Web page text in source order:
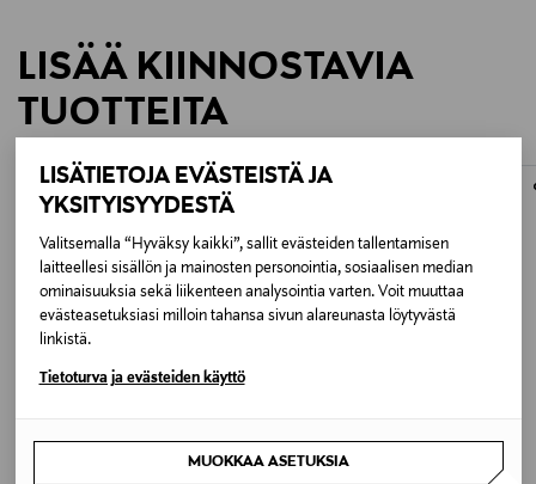
LISÄTIETOJA EVÄSTEISTÄ JA
YKSITYISYYDESTÄ
Valitsemalla “Hyväksy kaikki”, sallit evästeiden tallentamisen
laitteellesi sisällön ja mainosten personointia, sosiaalisen median
ominaisuuksia sekä liikenteen analysointia varten. Voit muuttaa
evästeasetuksiasi milloin tahansa sivun alareunasta löytyvästä
linkistä.
Tietoturva ja evästeiden käyttö
MUOKKAA ASETUKSIA
LISÄÄ KIINNOSTAVIA
TUOTTEITA
ETUKUPONKITUOTE ETUKUPONKITUOTE